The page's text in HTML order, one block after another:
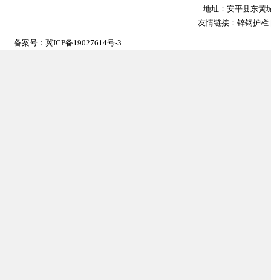
地址：安平县东黄
友情链接：锌钢护栏
备案号： 冀ICP备19027614号-3